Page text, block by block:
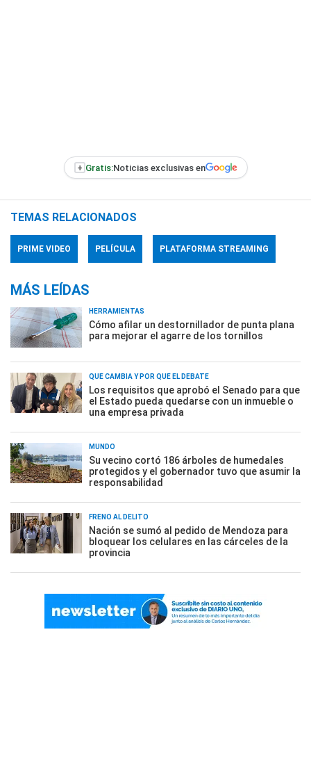
+ Gratis:Noticias exclusivas en
TEMAS RELACIONADOS
PRIME VIDEO PELÍCULA PLATAFORMA STREAMING
MÁS LEÍDAS
HERRAMIENTAS
Cómo afilar un destornillador de punta plana
para mejorar el agarre de los tornillos
QUÉ CAMBIA Y POR QUÉ EL DEBATE
Los requisitos que aprobó el Senado para que
el Estado pueda quedarse con un inmueble o
una empresa privada
MUNDO
Su vecino cortó 186 árboles de humedales
protegidos y el gobernador tuvo que asumir la
responsabilidad
FRENO AL DELITO
Nación se sumó al pedido de Mendoza para
bloquear los celulares en las cárceles de la
provincia